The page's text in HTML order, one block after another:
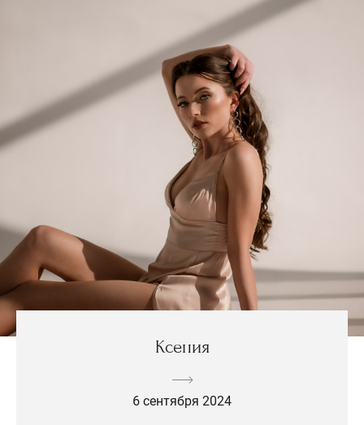
Ксения
6 сентября 2024